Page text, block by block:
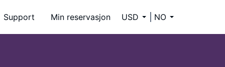
Support Min reservasjon USD NO